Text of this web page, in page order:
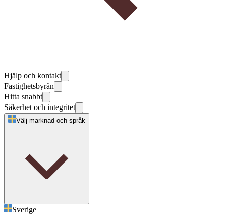
Hjälp och kontakt
Fastighetsbyrån
Hitta snabbt
Säkerhet och integritet
Välj marknad och språk
Sverige